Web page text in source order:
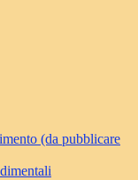
(da pubblicare